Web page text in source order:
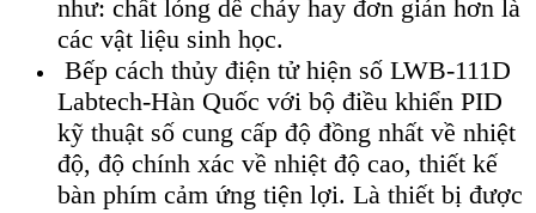
như: chất lỏng dễ chảy hay đơn giản hơn là
các vật liệu sinh học.
Bếp cách thủy điện tử hiện số LWB-111D
Labtech-Hàn Quốc với bộ điều khiển PID
kỹ thuật số cung cấp độ đồng nhất về nhiệt
độ, độ chính xác về nhiệt độ cao, thiết kế
bàn phím cảm ứng tiện lợi. Là thiết bị được